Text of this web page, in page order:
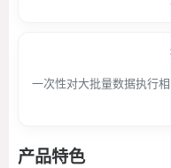
一次性对大批量数据执行
产品特色